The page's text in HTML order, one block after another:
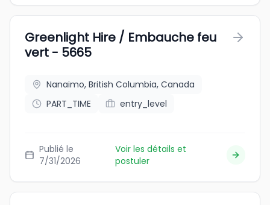
Greenlight Hire / Embauche feu
vert - 5665
Nanaimo, British Columbia, Canada
PART_TIME
entry_level
Publié le
7/31/2026
Voir les détails et
postuler